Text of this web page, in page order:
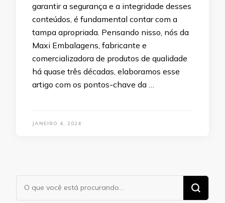
garantir a segurança e a integridade desses
conteúdos, é fundamental contar com a
tampa apropriada. Pensando nisso, nós da
Maxi Embalagens, fabricante e
comercializadora de produtos de qualidade
há quase três décadas, elaboramos esse
artigo com os pontos-chave da …
JANEIRO 4, 2024
Procurando
algo?